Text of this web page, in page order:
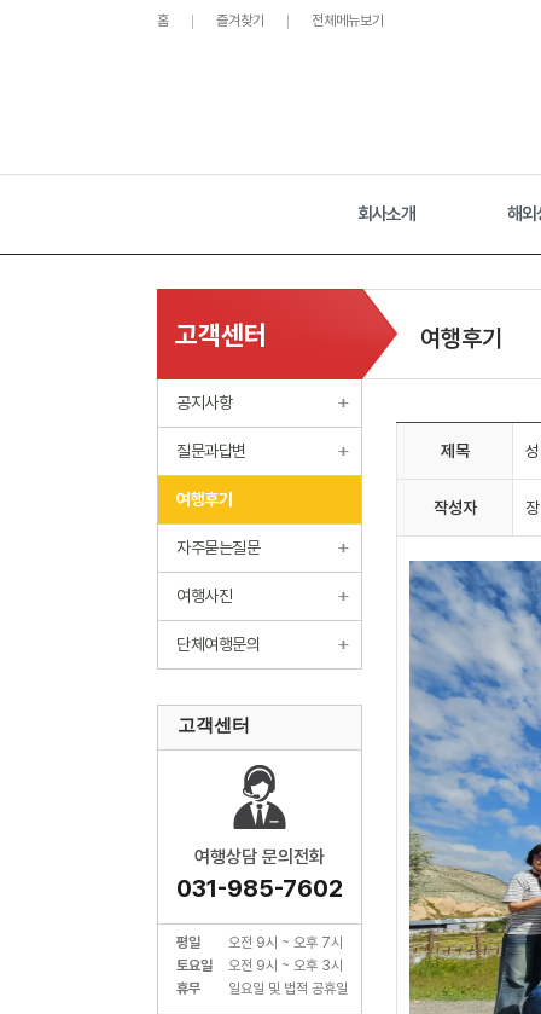
홈 즐겨찾기 전체메뉴보기
회사소개 해외
고객센터
공지사항
질문과답변
여행후기
자주묻는질문
여행사진
단체여행문의
고객센터
여행상담 문의전화
031-985-7602
평일
오전 9시 ~ 오후 7시
토요일
오전 9시 ~ 오후 3시
휴무
일요일 및 법적 공휴일
여행후기
제목
작성자